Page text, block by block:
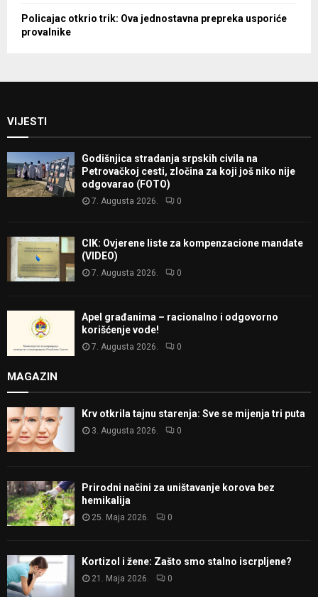
Policajac otkrio trik: Ova jednostavna prepreka usporiće
provalnike
VIJESTI
Godišnjica stradanja srpskih civila na
Petrovačkoj cesti, zločina za koji još niko nije
odgovarao (FOTO)
7. Augusta 2026. 0
CIK: Ovjerene liste za kompenzacione mandate
(VIDEO)
7. Augusta 2026. 0
Apel građanima – racionalno i odgovorno
korišćenje vode!
7. Augusta 2026. 0
MAGAZIN
Krv otkrila tajnu starenja: Sve se mijenja tri puta
3. Augusta 2026. 0
Prirodni načini za uništavanje korova bez
hemikalija
25. Maja 2026. 0
Kortizol i žene: Zašto smo stalno iscrpljene?
21. Maja 2026. 0